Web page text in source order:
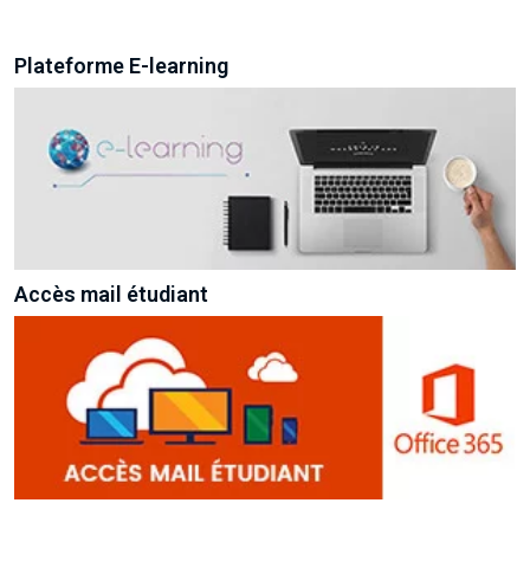
Plateforme E-learning
Accès mail étudiant